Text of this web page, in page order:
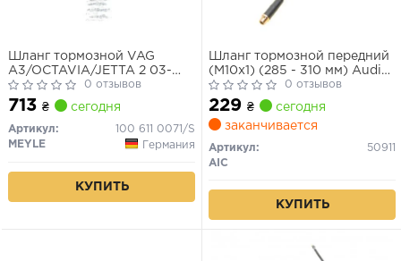
Шланг тормозной VAG
A3/OCTAVIA/JETTA 2 03-
перед.
0 отзывов
713 ₴ сегодня
Артикул:
100 611 0071/S
MEYLE
Германия
КУПИТЬ
Шланг тормозной передний
(M10x1) (285 - 310 мм) Audi
A4 A6 VW Passat 96-
0 отзывов
229 ₴
сегодня
заканчивается
Артикул:
50911
AIC
КУПИТЬ